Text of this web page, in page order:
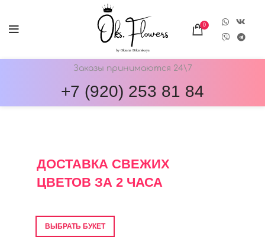
0
Заказы принимаются 24\7
+7 (920) 253 81 84
ДОСТАВКА СВЕЖИХ
ЦВЕТОВ ЗА 2 ЧАСА
ВЫБРАТЬ БУКЕТ